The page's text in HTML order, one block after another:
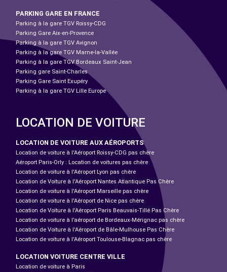
PARKING GARE EN FRANCE
Parking à la gare TGV Roissy-CDG
Parking Gare Aix-en-Provence
Parking à la gare TGV Avignon
Parking à la gare TGV Marne-la-Vallée
Parking à la gare TGV Bordeaux Saint-Jean
Parking gare Saint-Charles
Parking Gare Saint Exupéry
Parking à la gare TGV Lille Europe
LOCATION DE VOITURE
LOCATION DE VOITURE AUX AÉROPORTS
Location de voiture à l'Aéroport Roissy-CDG pas chère
Aéroport Paris-Orly : Location de voitures pas chère
Location de voiture à l'Aéroport Lyon pas chère
Location de Voiture à l'Aéroport Nantes Atlantique Pas Chère
Location de voiture à l'Aéroport Marseille pas chère
Location de voiture à l'Aéroport de Nice pas chère
Location de Voiture à l'Aéroport Paris Beauvais-Tillé Pas Chère
Location de voiture à l’aéroport de Bordeaux-Mérignac pas chère
Location de Voiture à l'Aéroport de Bâle-Mulhouse Pas Chère
Location de voiture à l'Aéroport Toulouse-Blagnac pas chère
LOCATION VOITURE CENTRE VILLE
Location de voiture à Paris